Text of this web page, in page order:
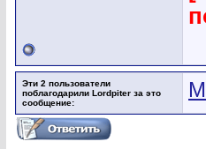
Эти 2 пользователи
поблагодарили Lordpiter за это
сообщение: